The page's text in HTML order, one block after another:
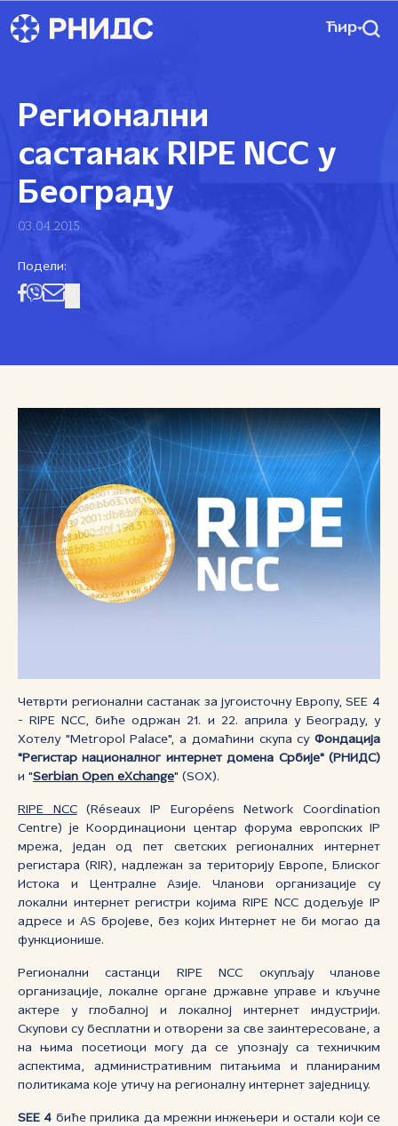
Ћир
Регионални
састанак RIPE NCC у
Београду
03.04.2015
Подели:
Четврти регионални састанак за југоисточну Европу, SEE 4
- RIPE NCC, биће одржан 21. и 22. априла у Београду, у
Хотелу "Metropol Palace", а домаћини скупа су Фондација
"Регистар националног интернет домена Србије" (РНИДС)
и "Serbian Open eXchange" (SOX).
RIPE NCC(Réseaux IP Européens Network Coordination
Centre) je Координациони центар форума eвропских IP
мрежа, један од пет светских регионалних интернет
регистара (RIR), надлежан за територију Европе, Блиског
Истока и Централне Азије. Чланови организације су
локални интернет регистри којима RIPE NCC додељује IP
адресе и AS бројеве, без којих Интернет не би могао да
функционише.
Регионални састанци RIPE NCC окупљају чланове
организације, локалне органе државне управе и кључне
актере у глобалној и локалној интернет индустрији.
Скупови су бесплатни и отворени за све заинтересоване, а
на њима посетиоци могу да се упознају са техничким
аспектима, административним питањима и планираним
политикама које утичу на регионалну интернет заједницу.
SEE 4 биће прилика да мрежни инжењери и остали који се